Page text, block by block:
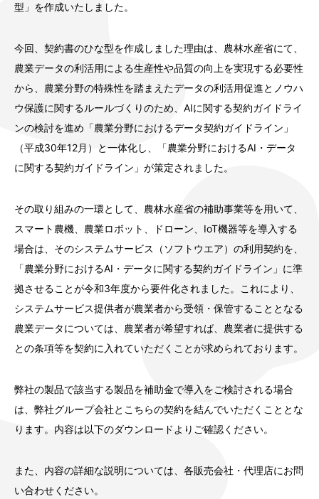
型」を作成いたしました。
今回、契約書のひな型を作成しました理由は、農林水産省にて、
農業データの利活用による生産性や品質の向上を実現する必要性
から、農業分野の特殊性を踏まえたデータの利活用促進とノウハ
ウ保護に関するルールづくりのため、AIに関する契約ガイドライ
ンの検討を進め「農業分野におけるデータ契約ガイドライン」
（平成30年12月）と一体化し、「農業分野におけるAI・データ
に関する契約ガイドライン」が策定されました。
その取り組みの一環として、農林水産省の補助事業等を用いて、
スマート農機、農業ロボット、ドローン、IoT機器等を導入する
場合は、そのシステムサービス（ソフトウエア）の利用契約を、
「農業分野におけるAI・データに関する契約ガイドライン」に準
拠させることが令和3年度から要件化されました。これにより、
システムサービス提供者が農業者から受領・保管することとなる
農業データについては、農業者が希望すれば、農業者に提供する
との条項等を契約に入れていただくことが求められております。
弊社の製品で該当する製品を補助金で導入をご検討される場合
は、弊社グループ会社とこちらの契約を結んでいただくこととな
ります。内容は以下のダウンロードよりご確認ください。
また、内容の詳細な説明については、各販売会社・代理店にお問
い合わせください。